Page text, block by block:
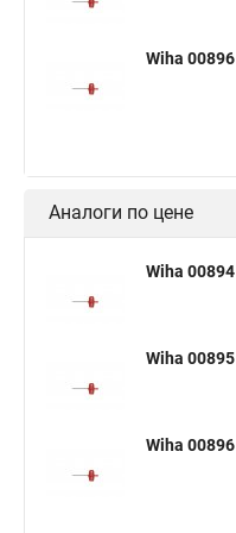
Wiha 00896
Аналоги по цене
Wiha 00894
Wiha 00895
Wiha 00896